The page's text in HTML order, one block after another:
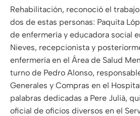
Rehabilitación, reconoció el
dos de estas personas: Paquita
de enfermería y educadora social
Nieves, recepcionista y
enfermería en el Área de Salud
turno de Pedro Alonso,
Generales y Compras en el
palabras dedicadas a Pere Julià,
oficial de oficios diversos en el